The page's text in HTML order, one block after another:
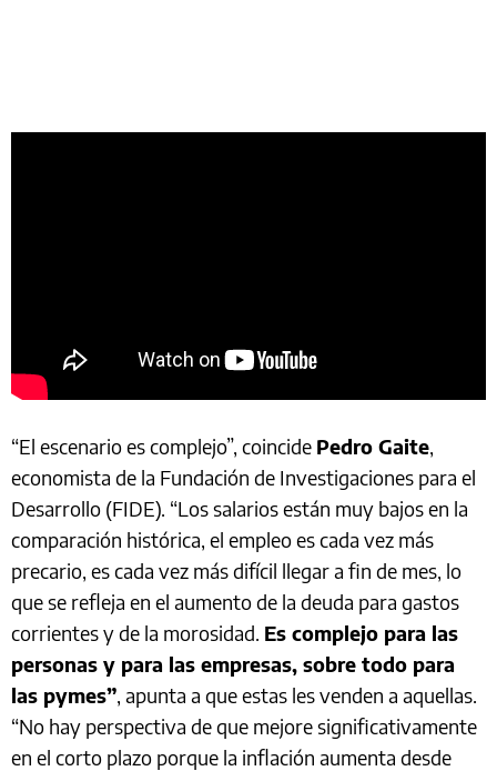
“El escenario es complejo”, coincide Pedro Gaite,
economista de la Fundación de Investigaciones para el
Desarrollo (FIDE). “Los salarios están muy bajos en la
comparación histórica, el empleo es cada vez más
precario, es cada vez más difícil llegar a fin de mes, lo
que se refleja en el aumento de la deuda para gastos
corrientes y de la morosidad. Es complejo para las
personas y para las empresas, sobre todo para
las pymes”, apunta a que estas les venden a aquellas.
“No hay perspectiva de que mejore significativamente
en el corto plazo porque la inflación aumenta desde